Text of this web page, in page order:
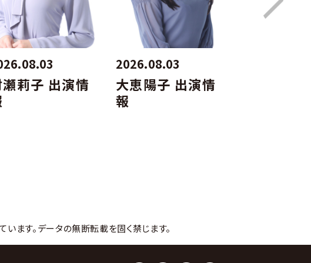
莉子 出演情
2026.08.03
大恵陽子 出演情
報
ます。データの無断転載を固く禁じます。